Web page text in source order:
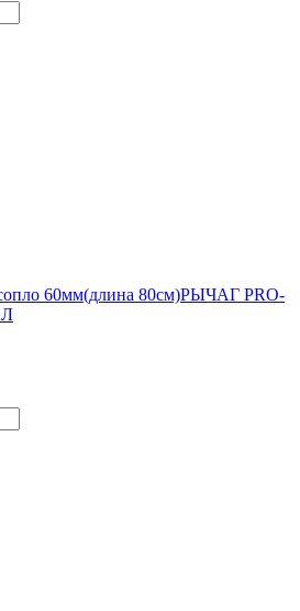
сопло 60мм(длина 80см)РЫЧАГ PRO-